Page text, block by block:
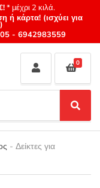
* μέχρι 2 κιλά.
κάρτα! (ισχύει για
- 6942983559
S
e
a
0
- Δείκτες για